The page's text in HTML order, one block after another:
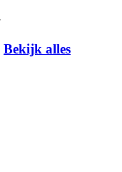
Bekijk alles